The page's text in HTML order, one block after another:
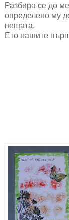
Разбира се до
определено му
нещата.
Ето нашите